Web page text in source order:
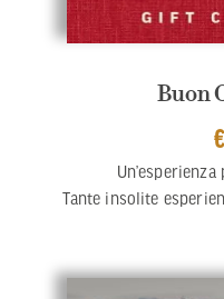
Buon
Tante insolite